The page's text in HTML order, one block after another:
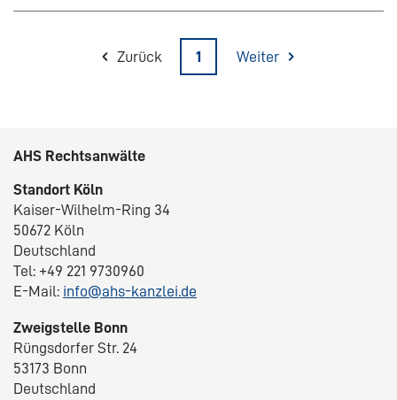
Zurück 1 Weiter
AHS Rechtsanwälte
Standort Köln
Kaiser-Wilhelm-Ring 34
50672 Köln
Deutschland
Tel: +49 221 9730960
E-Mail: info@ahs-kanzlei.de
Zweigstelle Bonn
Rüngsdorfer Str. 24
53173 Bonn
Deutschland